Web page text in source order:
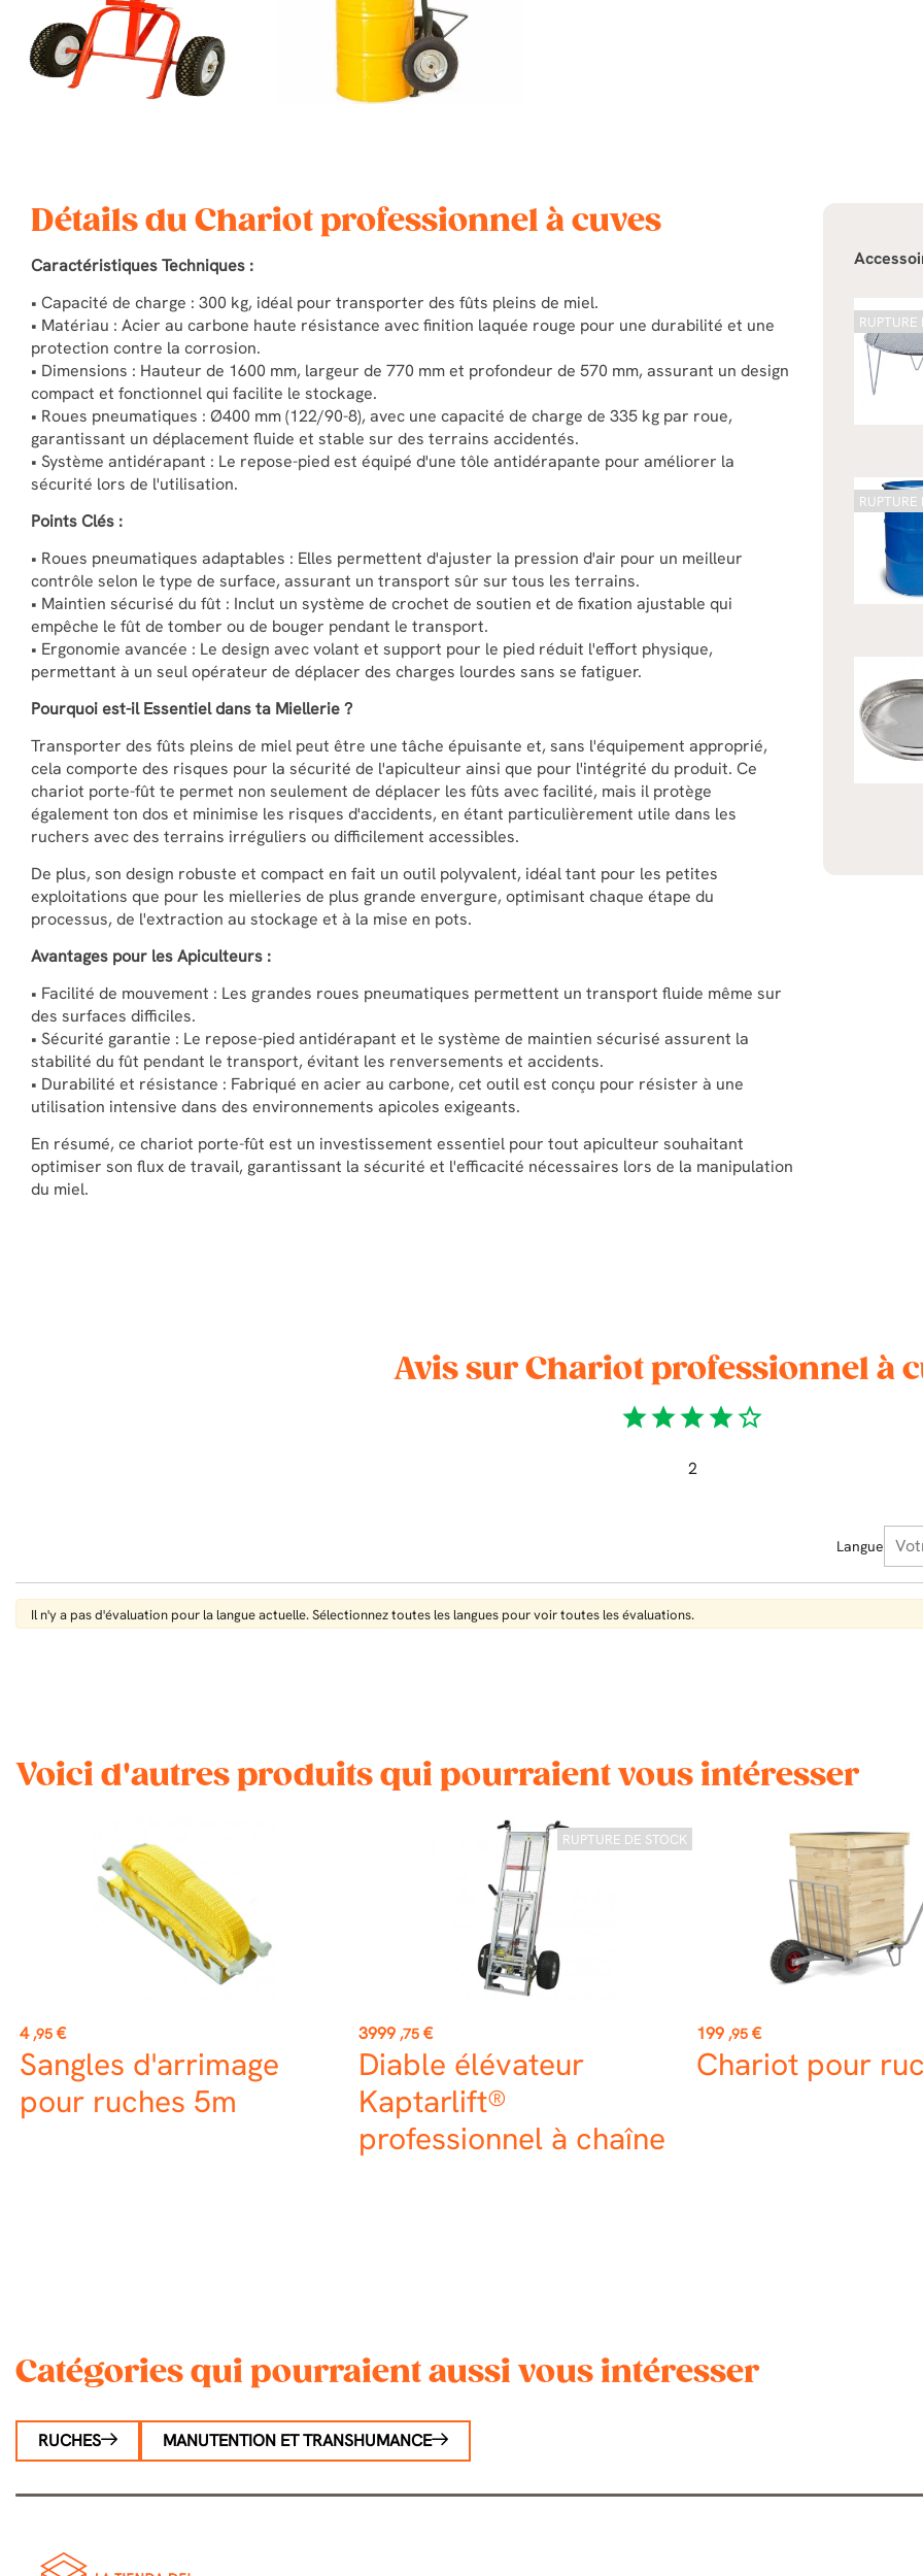
Détails du Chariot professionnel à cuves
Caractéristiques Techniques :
• Capacité de charge : 300 kg, idéal pour transporter des fûts pleins de miel.
• Matériau : Acier au carbone haute résistance avec finition laquée rouge pour une durabilité et une
protection contre la corrosion.
• Dimensions : Hauteur de 1600 mm, largeur de 770 mm et profondeur de 570 mm, assurant un design
compact et fonctionnel qui facilite le stockage.
• Roues pneumatiques : Ø400 mm (122/90-8), avec une capacité de charge de 335 kg par roue,
garantissant un déplacement fluide et stable sur des terrains accidentés.
• Système antidérapant : Le repose-pied est équipé d'une tôle antidérapante pour améliorer la
sécurité lors de l'utilisation.
Points Clés :
• Roues pneumatiques adaptables : Elles permettent d'ajuster la pression d'air pour un meilleur
contrôle selon le type de surface, assurant un transport sûr sur tous les terrains.
• Maintien sécurisé du fût : Inclut un système de crochet de soutien et de fixation ajustable qui
empêche le fût de tomber ou de bouger pendant le transport.
• Ergonomie avancée : Le design avec volant et support pour le pied réduit l'effort physique,
permettant à un seul opérateur de déplacer des charges lourdes sans se fatiguer.
Pourquoi est-il Essentiel dans ta Miellerie ?
Transporter des fûts pleins de miel peut être une tâche épuisante et, sans l'équipement approprié,
cela comporte des risques pour la sécurité de l'apiculteur ainsi que pour l'intégrité du produit. Ce
chariot porte-fût te permet non seulement de déplacer les fûts avec facilité, mais il protège
également ton dos et minimise les risques d'accidents, en étant particulièrement utile dans les
ruchers avec des terrains irréguliers ou difficilement accessibles.
De plus, son design robuste et compact en fait un outil polyvalent, idéal tant pour les petites
exploitations que pour les mielleries de plus grande envergure, optimisant chaque étape du
processus, de l'extraction au stockage et à la mise en pots.
Avantages pour les Apiculteurs :
• Facilité de mouvement : Les grandes roues pneumatiques permettent un transport fluide même sur
des surfaces difficiles.
• Sécurité garantie : Le repose-pied antidérapant et le système de maintien sécurisé assurent la
stabilité du fût pendant le transport, évitant les renversements et accidents.
• Durabilité et résistance : Fabriqué en acier au carbone, cet outil est conçu pour résister à une
utilisation intensive dans des environnements apicoles exigeants.
En résumé, ce chariot porte-fût est un investissement essentiel pour tout apiculteur souhaitant
optimiser son flux de travail, garantissant la sécurité et l'efficacité nécessaires lors de la manipulation
du miel.
RUPTURE
RUPTURE
Avis sur Chariot professionnel à
starstarstarstarstar_border
2
Langue
Il n'y a pas d'évaluation pour la langue actuelle. Sélectionnez toutes les langues pour voir toutes les évaluations.
Voici d'autres produits qui pourraient vous intéresser
Prix
4 ,95 €
Sangles d'arrimage
pour ruches 5m
RUPTURE DE STOCK
Prix
3999 ,75 €
Diable élévateur
Kaptarlift®
professionnel à chaîne
Prix
199 ,95 €
Chariot pour
Catégories qui pourraient aussi vous intéresser
RUCHES MANUTENTION ET TRANSHUMANCE